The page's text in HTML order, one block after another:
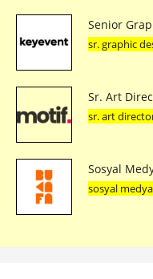
Senior
sr. graphic
Sr. Art
sr. art
Sosyal
sosyal